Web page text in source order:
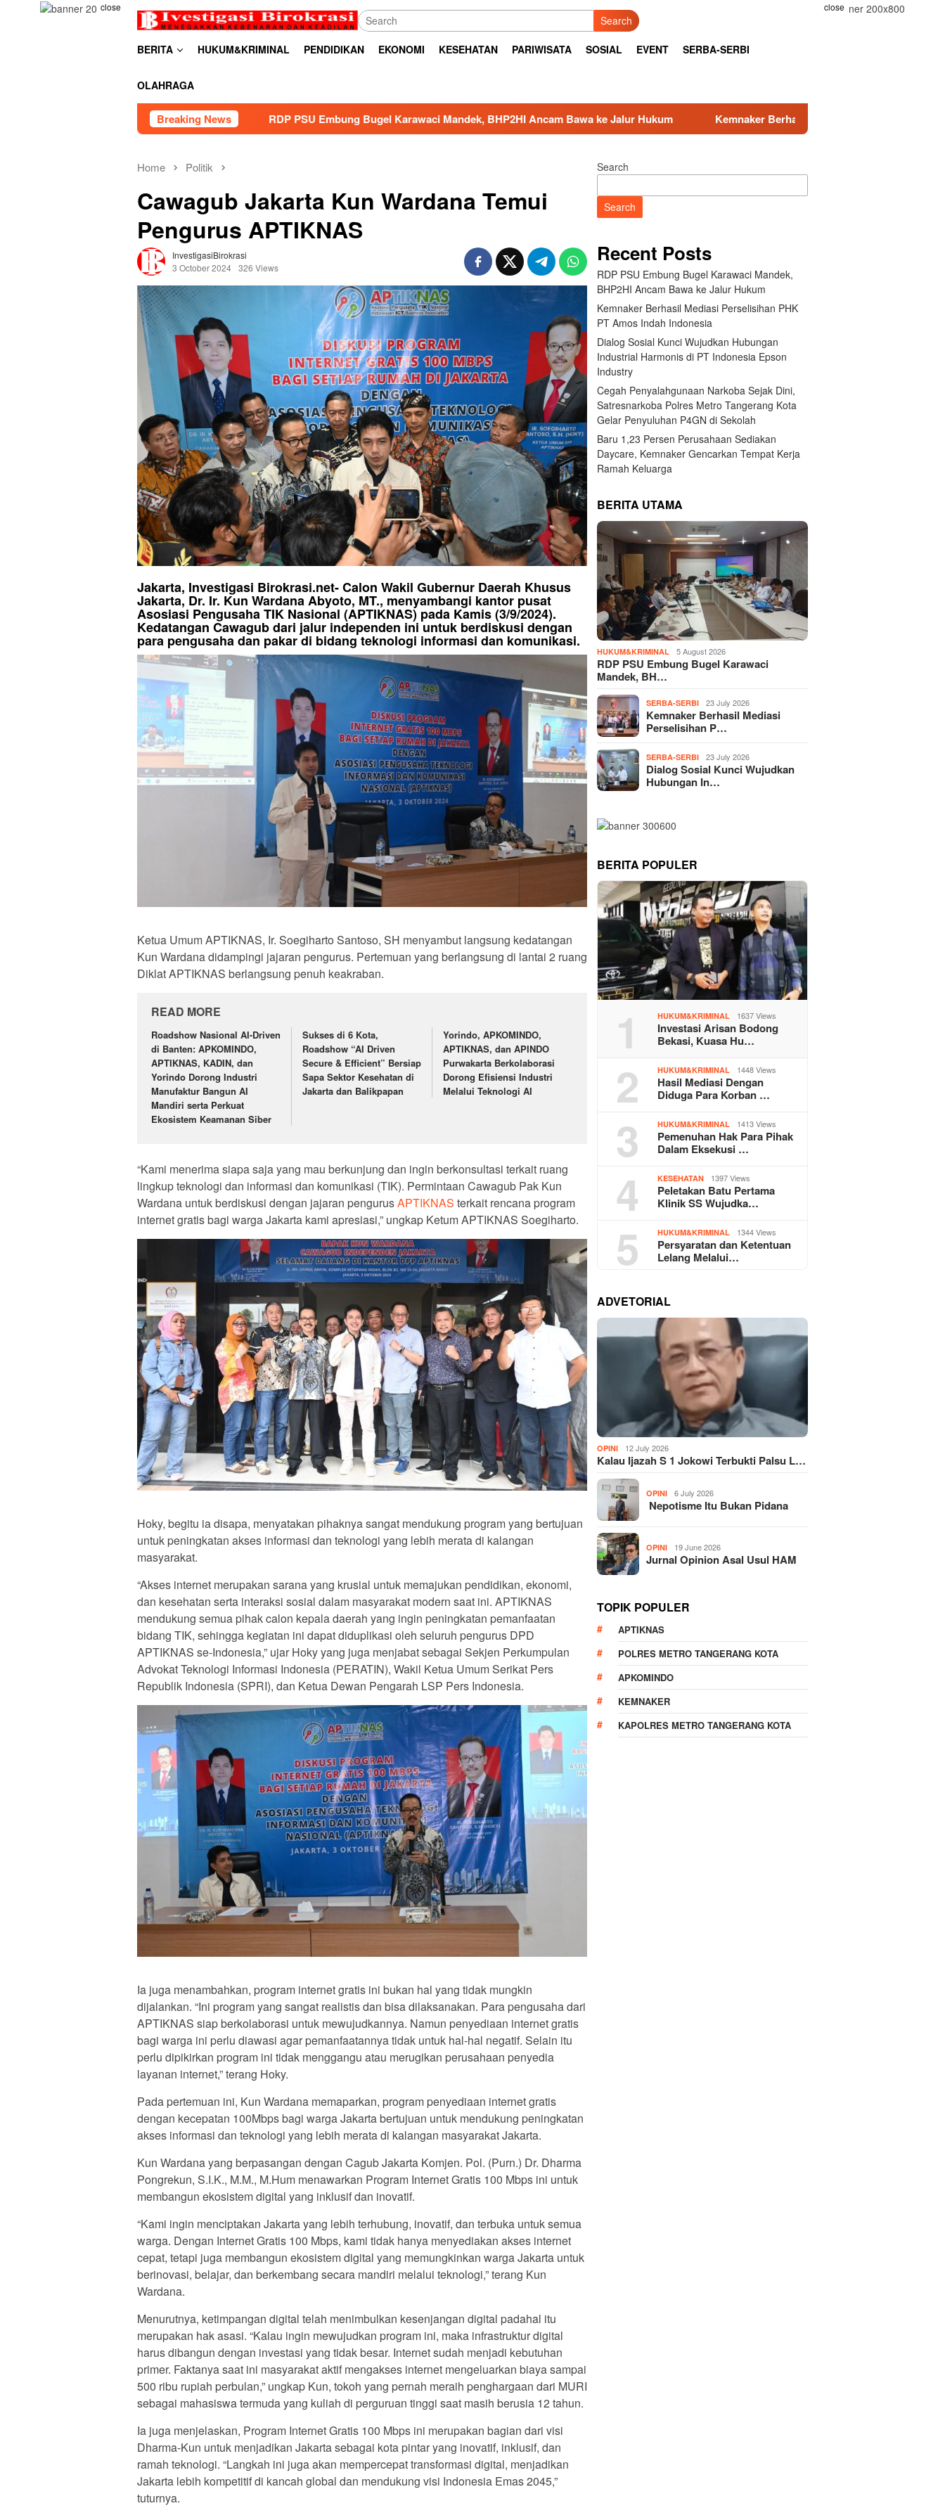
close close
Search
BERITA HUKUM&KRIMINAL PENDIDIKAN EKONOMI KESEHATAN PARIWISATA SOSIAL EVENT SERBA-SERBI
OLAHRAGA
Breaking News
RDP PSU Embung Bugel Karawaci Mandek, BHP2HI Ancam Bawa ke Jalur Hukum Kemnaker Berhasil Mediasi Perselisihan PHK PT Amos Indah Indonesia
Home Politik
Cawagub Jakarta Kun Wardana Temui
Pengurus APTIKNAS
InvestigasiBirokrasi
3 October 2024 326 Views
Jakarta, Investigasi Birokrasi.net- Calon Wakil Gubernur Daerah Khusus
Jakarta, Dr. Ir. Kun Wardana Abyoto, MT., menyambangi kantor pusat
Asosiasi Pengusaha TIK Nasional (APTIKNAS) pada Kamis (3/9/2024).
Kedatangan Cawagub dari jalur independen ini untuk berdiskusi dengan
para pengusaha dan pakar di bidang teknologi informasi dan komunikasi.
Ketua Umum APTIKNAS, Ir. Soegiharto Santoso, SH menyambut langsung kedatangan
Kun Wardana didampingi jajaran pengurus. Pertemuan yang berlangsung di lantai 2 ruang
Diklat APTIKNAS berlangsung penuh keakraban.
READ MORE
Roadshow Nasional AI-Driven
di Banten: APKOMINDO,
APTIKNAS, KADIN, dan
Yorindo Dorong Industri
Manufaktur Bangun AI
Mandiri serta Perkuat
Ekosistem Keamanan Siber
Sukses di 6 Kota,
Roadshow “AI Driven
Secure & Efficient” Bersiap
Sapa Sektor Kesehatan di
Jakarta dan Balikpapan
Yorindo, APKOMINDO,
APTIKNAS, dan APINDO
Purwakarta Berkolaborasi
Dorong Efisiensi Industri
Melalui Teknologi AI
“Kami menerima siapa saja yang mau berkunjung dan ingin berkonsultasi terkait ruang
lingkup teknologi dan informasi dan komunikasi (TIK). Permintaan Cawagub Pak Kun
Wardana untuk berdiskusi dengan jajaran pengurusAPTIKNAS terkait rencana program
internet gratis bagi warga Jakarta kami apresiasi,” ungkap Ketum APTIKNAS Soegiharto.
Hoky, begitu ia disapa, menyatakan pihaknya sangat mendukung program yang bertujuan
untuk peningkatan akses informasi dan teknologi yang lebih merata di kalangan
masyarakat.
“Akses internet merupakan sarana yang krusial untuk memajukan pendidikan, ekonomi,
dan kesehatan serta interaksi sosial dalam masyarakat modern saat ini. APTIKNAS
mendukung semua pihak calon kepala daerah yang ingin peningkatan pemanfaatan
bidang TIK, sehingga kegiatan ini dapat diduplikasi oleh seluruh pengurus DPD
APTIKNAS se-Indonesia,” ujar Hoky yang juga menjabat sebagai Sekjen Perkumpulan
Advokat Teknologi Informasi Indonesia (PERATIN), Wakil Ketua Umum Serikat Pers
Republik Indonesia (SPRI), dan Ketua Dewan Pengarah LSP Pers Indonesia.
Ia juga menambahkan, program internet gratis ini bukan hal yang tidak mungkin
dijalankan. “Ini program yang sangat realistis dan bisa dilaksanakan. Para pengusaha dari
APTIKNAS siap berkolaborasi untuk mewujudkannya. Namun penyediaan internet gratis
bagi warga ini perlu diawasi agar pemanfaatannya tidak untuk hal-hal negatif. Selain itu
perlu dipikirkan program ini tidak menggangu atau merugikan perusahaan penyedia
layanan internet,” terang Hoky.
Pada pertemuan ini, Kun Wardana memaparkan, program penyediaan internet gratis
dengan kecepatan 100Mbps bagi warga Jakarta bertujuan untuk mendukung peningkatan
akses informasi dan teknologi yang lebih merata di kalangan masyarakat Jakarta.
Kun Wardana yang berpasangan dengan Cagub Jakarta Komjen. Pol. (Purn.) Dr. Dharma
Pongrekun, S.I.K., M.M., M.Hum menawarkan Program Internet Gratis 100 Mbps ini untuk
membangun ekosistem digital yang inklusif dan inovatif.
“Kami ingin menciptakan Jakarta yang lebih terhubung, inovatif, dan terbuka untuk semua
warga. Dengan Internet Gratis 100 Mbps, kami tidak hanya menyediakan akses internet
cepat, tetapi juga membangun ekosistem digital yang memungkinkan warga Jakarta untuk
berinovasi, belajar, dan berkembang secara mandiri melalui teknologi,” terang Kun
Wardana.
Menurutnya, ketimpangan digital telah menimbulkan kesenjangan digital padahal itu
merupakan hak asasi. “Kalau ingin mewujudkan program ini, maka infrastruktur digital
harus dibangun dengan investasi yang tidak besar. Internet sudah menjadi kebutuhan
primer. Faktanya saat ini masyarakat aktif mengakses internet mengeluarkan biaya sampai
500 ribu rupiah perbulan,” ungkap Kun, tokoh yang pernah meraih penghargaan dari MURI
sebagai mahasiswa termuda yang kuliah di perguruan tinggi saat masih berusia 12 tahun.
Ia juga menjelaskan, Program Internet Gratis 100 Mbps ini merupakan bagian dari visi
Dharma-Kun untuk menjadikan Jakarta sebagai kota pintar yang inovatif, inklusif, dan
ramah teknologi. “Langkah ini juga akan mempercepat transformasi digital, menjadikan
Jakarta lebih kompetitif di kancah global dan mendukung visi Indonesia Emas 2045,”
tuturnya.
Search
Search
Recent Posts
RDP PSU Embung Bugel Karawaci Mandek,
BHP2HI Ancam Bawa ke Jalur Hukum
Kemnaker Berhasil Mediasi Perselisihan PHK
PT Amos Indah Indonesia
Dialog Sosial Kunci Wujudkan Hubungan
Industrial Harmonis di PT Indonesia Epson
Industry
Cegah Penyalahgunaan Narkoba Sejak Dini,
Satresnarkoba Polres Metro Tangerang Kota
Gelar Penyuluhan P4GN di Sekolah
Baru 1,23 Persen Perusahaan Sediakan
Daycare, Kemnaker Gencarkan Tempat Kerja
Ramah Keluarga
BERITA UTAMA
HUKUM&KRIMINAL 5 August 2026
RDP PSU Embung Bugel Karawaci
Mandek, BH…
SERBA-SERBI 23 July 2026
Kemnaker Berhasil Mediasi
Perselisihan P…
SERBA-SERBI 23 July 2026
Dialog Sosial Kunci Wujudkan
Hubungan In…
BERITA POPULER
1 HUKUM&KRIMINAL 1637 Views
Investasi Arisan Bodong
Bekasi, Kuasa Hu…
2 HUKUM&KRIMINAL 1448 Views
Hasil Mediasi Dengan
Diduga Para Korban …
3 HUKUM&KRIMINAL 1413 Views
Pemenuhan Hak Para Pihak
Dalam Eksekusi …
4 KESEHATAN 1397 Views
Peletakan Batu Pertama
Klinik SS Wujudka…
5 HUKUM&KRIMINAL 1344 Views
Persyaratan dan Ketentuan
Lelang Melalui…
ADVETORIAL
OPINI 12 July 2026
Kalau Ijazah S 1 Jokowi Terbukti Palsu L…
OPINI 6 July 2026
Nepotisme Itu Bukan Pidana
OPINI 19 June 2026
Jurnal Opinion Asal Usul HAM
TOPIK POPULER
APTIKNAS
POLRES METRO TANGERANG KOTA
APKOMINDO
KEMNAKER
KAPOLRES METRO TANGERANG KOTA